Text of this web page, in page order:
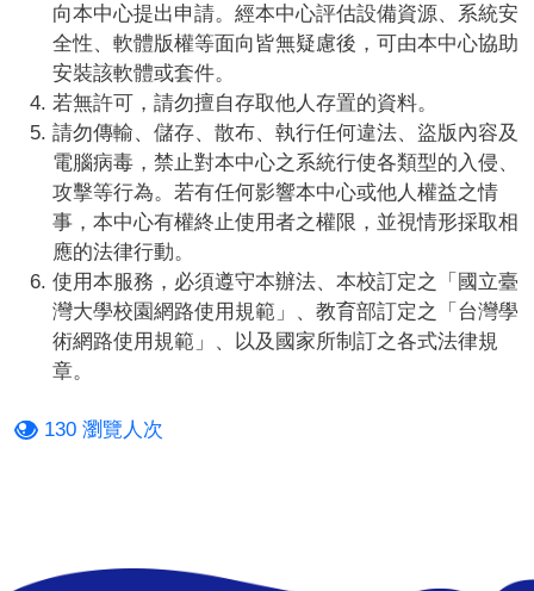
向本中心提出申請。經本中心評估設備資源、系統安
全性、軟體版權等面向皆無疑慮後，可由本中心協助
安裝該軟體或套件。
若無許可，請勿擅自存取他人存置的資料。
請勿傳輸、儲存、散布、執行任何違法、盜版內容及
電腦病毒，禁止對本中心之系統行使各類型的入侵、
攻擊等行為。若有任何影響本中心或他人權益之情
事，本中心有權終止使用者之權限，並視情形採取相
應的法律行動。
使用本服務，必須遵守本辦法、本校訂定之「國立臺
灣大學校園網路使用規範」、教育部訂定之「台灣學
術網路使用規範」、以及國家所制訂之各式法律規
章。
130 瀏覽人次